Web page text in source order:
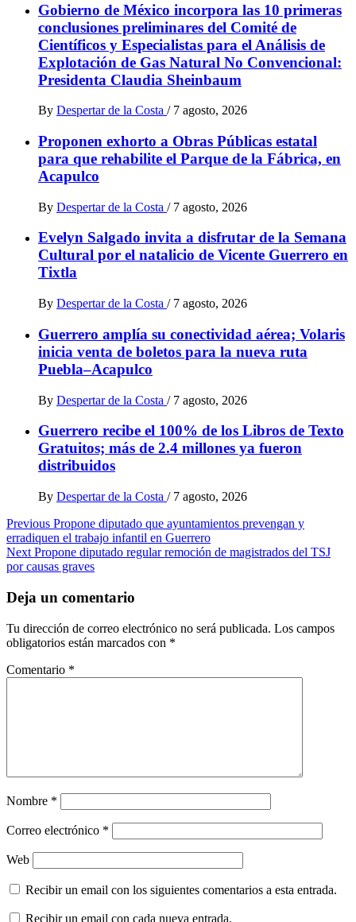
Gobierno de México incorpora las 10 primeras
conclusiones preliminares del Comité de
Científicos y Especialistas para el Análisis de
Explotación de Gas Natural No Convencional:
Presidenta Claudia Sheinbaum
By Despertar de la Costa / 7 agosto, 2026
Proponen exhorto a Obras Públicas estatal
para que rehabilite el Parque de la Fábrica, en
Acapulco
By Despertar de la Costa / 7 agosto, 2026
Evelyn Salgado invita a disfrutar de la Semana
Cultural por el natalicio de Vicente Guerrero en
Tixtla
By Despertar de la Costa / 7 agosto, 2026
Guerrero amplía su conectividad aérea; Volaris
inicia venta de boletos para la nueva ruta
Puebla–Acapulco
By Despertar de la Costa / 7 agosto, 2026
Guerrero recibe el 100% de los Libros de Texto
Gratuitos; más de 2.4 millones ya fueron
distribuidos
By Despertar de la Costa / 7 agosto, 2026
Post
navigation
Previous Propone diputado que ayuntamientos prevengan y
erradiquen el trabajo infantil en Guerrero
Next Propone diputado regular remoción de magistrados del TSJ
por causas graves
Deja un comentario
Tu dirección de correo electrónico no será publicada. Los campos
obligatorios están marcados con *
Comentario *
Nombre *
Correo electrónico *
Web
Recibir un email con los siguientes comentarios a esta entrada.
Recibir un email con cada nueva entrada.